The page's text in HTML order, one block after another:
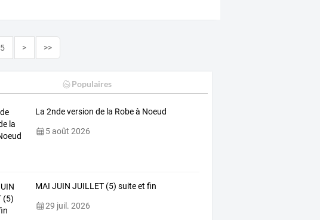
5 > >>
Populaires
La 2nde version de la Robe à Noeud
5 août 2026
MAI JUIN JUILLET (5) suite et fin
29 juil. 2026